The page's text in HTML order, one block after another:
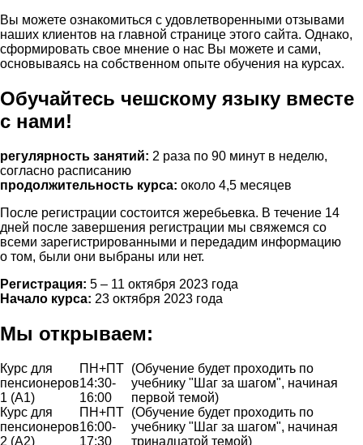
Вы можете ознакомиться с удовлетворенными отзывами
наших клиентов на главной странице этого сайта. Однако,
сформировать свое мнение о нас Вы можете и сами,
основываясь на собственном опыте обучения на курсах.
Обучайтесь чешскому языку вместе
с нами!
регулярность занятий: 2 раза по 90 минут в неделю,
согласно расписанию
продолжительность курса: около 4,5 месяцев
После регистрации состоится жеребьевка. В течение 14
дней после завершения регистрации мы свяжемся со
всеми зарегистрированными и передадим информацию
о том, были они выбраны или нет.
Регистрация: 5 – 11 октября 2023 года
Начало курса: 23 октября 2023 года
Мы открываем:
Курс для
пенсионеров
1 (A1)
ПН+ПТ
14:30-
16:00
(Обучение будет проходить по
учебнику "Шаг за шагом", начиная
первой темой)
Курс для
пенсионеров
2 (A2)
ПН+ПТ
16:00-
17:30
(Обучение будет проходить по
учебнику "Шаг за шагом", начиная
тринадцатой темой)